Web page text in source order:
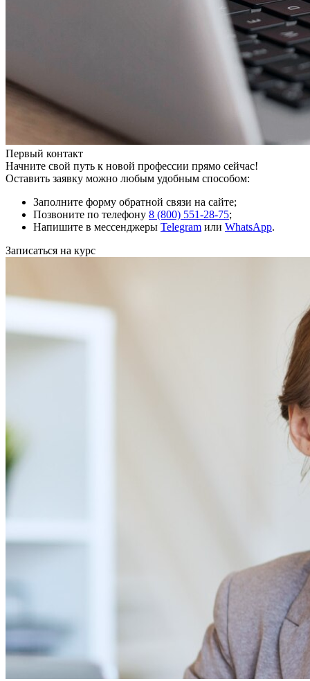
Первый контакт
Начните свой путь к новой профессии прямо сейчас!
Оставить заявку можно любым удобным способом:
Заполните форму обратной связи на сайте;
Позвоните по телефону 8 (800) 551-28-75;
Напишите в мессенджеры Telegram или WhatsApp.
Записаться на курс